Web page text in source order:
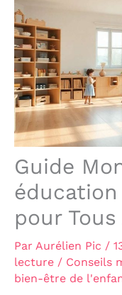
Guide
pour Tous
Par Aurélien Pic /
lecture / Conseils
bien-être de